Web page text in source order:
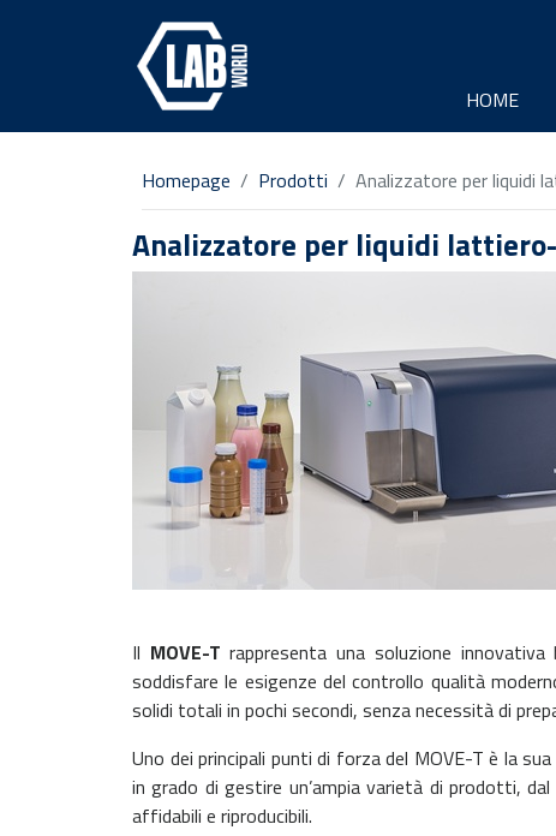
HOME
Homepage Prodotti Analizzatore per liquidi
Analizzatore per liquidi
Il MOVE-T rappresenta una soluzione
soddisfare le esigenze del controllo qualità
solidi totali in pochi secondi, senza necessità di
Uno dei principali punti di forza del MOVE-T è la
in grado di gestire un’ampia varietà di prodotti,
affidabili e riproducibili.